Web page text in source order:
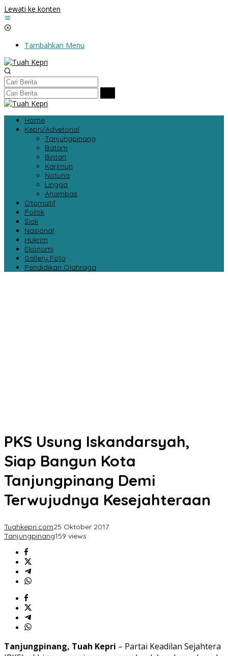
Lewati ke konten
Tambahkan Menu
Home
Kepri/Advetorial
Tanjungpinang
Batam
Bintan
Karimun
Natuna
Lingga
Anambas
Otomatif
Politik
Siak
Nasional
Hukrim
Ekonomi
Gallery Foto
Pendidikan Olahraga
PKS Usung Iskandarsyah,
Siap Bangun Kota
Tanjungpinang Demi
Terwujudnya Kesejahteraan
Tuahkepri.com25 Oktober 2017
Tanjungpinang159 views
Tanjungpinang, Tuah Kepri – Partai Keadilan Sejahtera